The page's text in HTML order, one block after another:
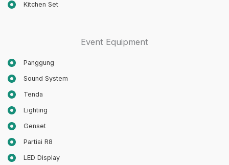
Kitchen Set
Event Equipment
Panggung
Sound System
Tenda
Lighting
Genset
Partiai R8
LED Display